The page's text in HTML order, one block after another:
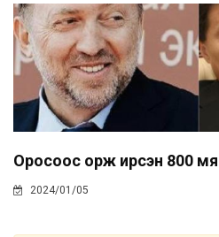
Оросоос орж ирсэн 800
2024/01/05